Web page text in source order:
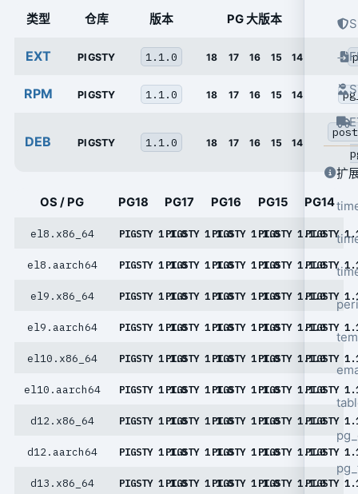
扩
类型 仓库 版本 PG 大版本
EXT PIGSTY 1.1.0 18 17 16 15 14
RPM PIGSTY 1.1.0 18 17 16 15 14
DEB PIGSTY 1.1.0 18 17 16 15 14
OS / PG PG18 PG17 PG16 PG15 PG14
el8.x86_64 PIGSTY 1.1.0PIGSTY 1.1.0PIGSTY 1.1.0PIGSTY 1.1.0PIGSTY
el8.aarch64 PIGSTY 1.1.0PIGSTY 1.1.0PIGSTY 1.1.0PIGSTY 1.1.0PIGSTY
el9.x86_64 PIGSTY 1.1.0PIGSTY 1.1.0PIGSTY 1.1.0PIGSTY 1.1.0PIGSTY
el9.aarch64 PIGSTY 1.1.0PIGSTY 1.1.0PIGSTY 1.1.0PIGSTY 1.1.0PIGSTY
el10.x86_64 PIGSTY 1.1.0PIGSTY 1.1.0PIGSTY 1.1.0PIGSTY 1.1.0PIGSTY
el10.aarch64 PIGSTY 1.1.0PIGSTY 1.1.0PIGSTY 1.1.0PIGSTY 1.1.0PIGSTY
d12.x86_64 PIGSTY 1.1.0PIGSTY 1.1.0PIGSTY 1.1.0PIGSTY 1.1.0PIGSTY
d12.aarch64 PIGSTY 1.1.0PIGSTY 1.1.0PIGSTY 1.1.0PIGSTY 1.1.0PIGSTY
d13.x86_64 PIGSTY 1.1.0PIGSTY 1.1.0PIGSTY 1.1.0PIGSTY 1.1.0PIGSTY